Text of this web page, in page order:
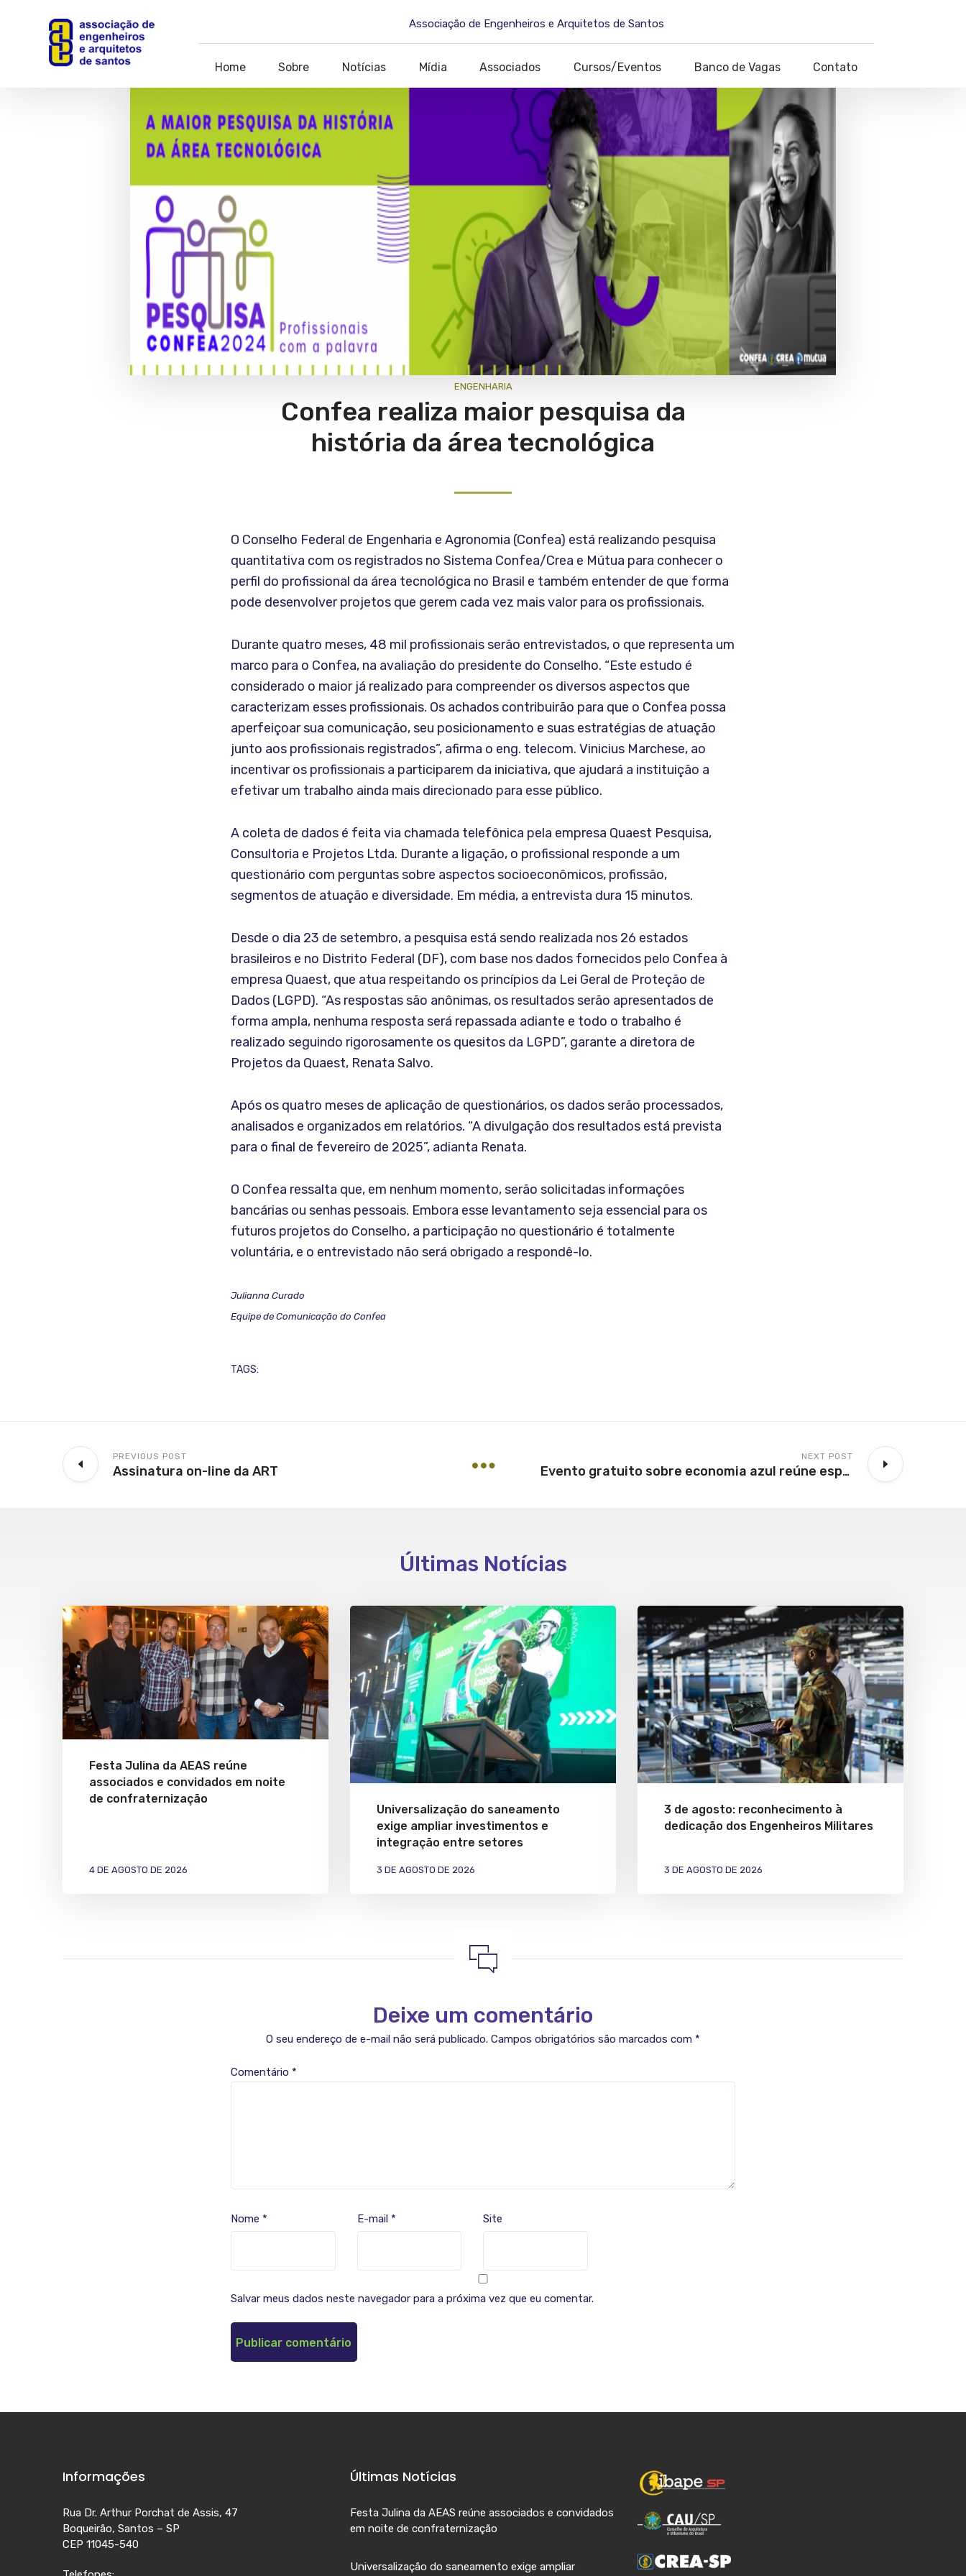
Associação de Engenheiros e Arquitetos de Santos
Home Sobre Notícias Mídia Associados Cursos/Eventos Banco de Vagas Contato
ENGENHARIA
Confea realiza maior pesquisa da
história da área tecnológica
O Conselho Federal de Engenharia e Agronomia (Confea) está realizando pesquisa
quantitativa com os registrados no Sistema Confea/Crea e Mútua para conhecer o
perfil do profissional da área tecnológica no Brasil e também entender de que forma
pode desenvolver projetos que gerem cada vez mais valor para os profissionais.
Durante quatro meses, 48 mil profissionais serão entrevistados, o que representa um
marco para o Confea, na avaliação do presidente do Conselho. “Este estudo é
considerado o maior já realizado para compreender os diversos aspectos que
caracterizam esses profissionais. Os achados contribuirão para que o Confea possa
aperfeiçoar sua comunicação, seu posicionamento e suas estratégias de atuação
junto aos profissionais registrados”, afirma o eng. telecom. Vinicius Marchese, ao
incentivar os profissionais a participarem da iniciativa, que ajudará a instituição a
efetivar um trabalho ainda mais direcionado para esse público.
A coleta de dados é feita via chamada telefônica pela empresa Quaest Pesquisa,
Consultoria e Projetos Ltda. Durante a ligação, o profissional responde a um
questionário com perguntas sobre aspectos socioeconômicos, profissão,
segmentos de atuação e diversidade. Em média, a entrevista dura 15 minutos.
Desde o dia 23 de setembro, a pesquisa está sendo realizada nos 26 estados
brasileiros e no Distrito Federal (DF), com base nos dados fornecidos pelo Confea à
empresa Quaest, que atua respeitando os princípios da Lei Geral de Proteção de
Dados (LGPD). “As respostas são anônimas, os resultados serão apresentados de
forma ampla, nenhuma resposta será repassada adiante e todo o trabalho é
realizado seguindo rigorosamente os quesitos da LGPD”, garante a diretora de
Projetos da Quaest, Renata Salvo.
Após os quatro meses de aplicação de questionários, os dados serão processados,
analisados e organizados em relatórios. “A divulgação dos resultados está prevista
para o final de fevereiro de 2025”, adianta Renata.
O Confea ressalta que, em nenhum momento, serão solicitadas informações
bancárias ou senhas pessoais. Embora esse levantamento seja essencial para os
futuros projetos do Conselho, a participação no questionário é totalmente
voluntária, e o entrevistado não será obrigado a respondê-lo.
Julianna Curado
Equipe de Comunicação do Confea
TAGS:
PREVIOUS POST
Assinatura on-line da ART
NEXT POST
Evento gratuito sobre economia azul reúne especialistas em Santos
Últimas Notícias
Festa Julina da AEAS reúne
associados e convidados em noite
de confraternização
4 DE AGOSTO DE 2026
Universalização do saneamento
exige ampliar investimentos e
integração entre setores
3 DE AGOSTO DE 2026
3 de agosto: reconhecimento à
dedicação dos Engenheiros Militares
3 DE AGOSTO DE 2026
Deixe um comentário
O seu endereço de e-mail não será publicado. Campos obrigatórios são marcados com *
Comentário *
Nome * E-mail * Site
Salvar meus dados neste navegador para a próxima vez que eu comentar.
Informações
Rua Dr. Arthur Porchat de Assis, 47
Boqueirão, Santos – SP
CEP 11045-540
Últimas Notícias
Festa Julina da AEAS reúne associados e convidados
em noite de confraternização
Universalização do saneamento exige ampliar